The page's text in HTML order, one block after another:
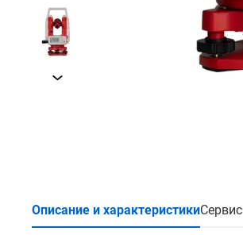
Описание и характеристикиСервис